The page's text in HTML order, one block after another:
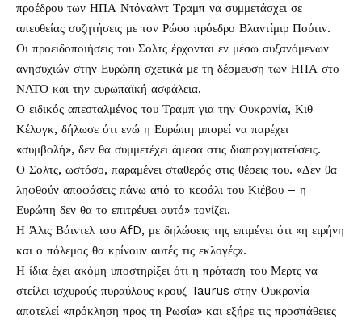
προέδρου των ΗΠΑ Ντόναλντ Τραμπ να συμμετάσχει σε
απευθείας συζητήσεις με τον Ρώσο πρόεδρο Βλαντίμιρ Πούτιν.
Οι προειδοποιήσεις του Σολτς έρχονται εν μέσω αυξανόμενων
ανησυχιών στην Ευρώπη σχετικά με τη δέσμευση των ΗΠΑ στο
ΝΑΤΟ και την ευρωπαϊκή ασφάλεια.
Ο ειδικός απεσταλμένος του Τραμπ για την Ουκρανία, Κιθ
Κέλογκ, δήλωσε ότι ενώ η Ευρώπη μπορεί να παρέχει
«συμβολή», δεν θα συμμετέχει άμεσα στις διαπραγματεύσεις.
Ο Σολτς, ωστόσο, παραμένει σταθερός στις θέσεις του. «Δεν θα
ληφθούν αποφάσεις πάνω από το κεφάλι του Κιέβου – η
Ευρώπη δεν θα το επιτρέψει αυτό» τονίζει.
Η Άλις Βάιντελ του AfD, με δηλώσεις της επιμένει ότι «η ειρήνη
και ο πόλεμος θα κρίνουν αυτές τις εκλογές».
Η ίδια έχει ακόμη υποστηρίξει ότι η πρόταση του Μερτς να
στείλει ισχυρούς πυραύλους κρουζ Taurus στην Ουκρανία
αποτελεί «πρόκληση προς τη Ρωσία» και εξήρε τις προσπάθειες